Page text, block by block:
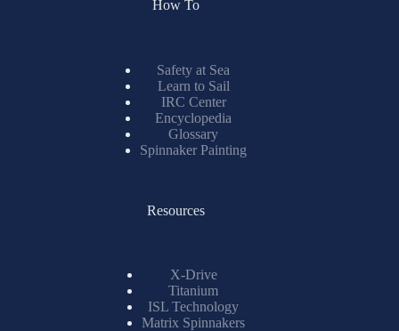
How To
Safety at Sea
Learn to Sail
IRC Center
Encyclopedia
Glossary
Spinnaker Painting
Resources
X-Drive
Titanium
ISL Technology
Matrix Spinnakers